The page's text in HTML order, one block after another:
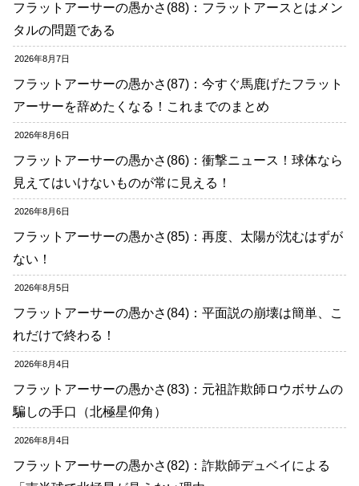
フラットアーサーの愚かさ(88)：フラットアースとはメン
タルの問題である
2026年8月7日
フラットアーサーの愚かさ(87)：今すぐ馬鹿げたフラット
アーサーを辞めたくなる！これまでのまとめ
2026年8月6日
フラットアーサーの愚かさ(86)：衝撃ニュース！球体なら
見えてはいけないものが常に見える！
2026年8月6日
フラットアーサーの愚かさ(85)：再度、太陽が沈むはずが
ない！
2026年8月5日
フラットアーサーの愚かさ(84)：平面説の崩壊は簡単、こ
れだけで終わる！
2026年8月4日
フラットアーサーの愚かさ(83)：元祖詐欺師ロウボサムの
騙しの手口（北極星仰角）
2026年8月4日
フラットアーサーの愚かさ(82)：詐欺師デュベイによる